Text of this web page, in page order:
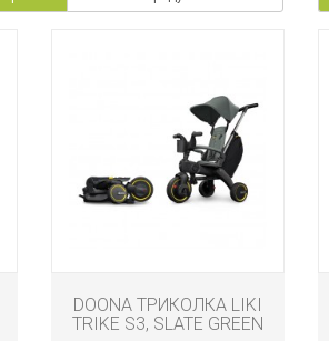
DOONA ТРИКОЛКА LIKI
TRIKE S3, SLATE GREEN